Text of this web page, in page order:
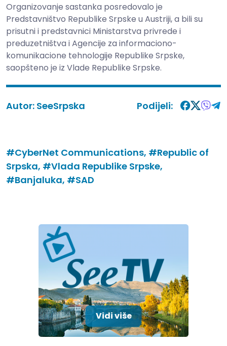
Organizovanje sastanka posredovalo je
Predstavništvo Republike Srpske u Austriji, a bili su
prisutni i predstavnici Ministarstva privrede i
preduzetništva i Agencije za informaciono-
komunikacione tehnologije Republike Srpske,
saopšteno je iz Vlade Republike Srpske.
Autor: SeeSrpska Podijeli:
#CyberNet Communications, #Republic of
Srpska, #Vlada Republike Srpske,
#Banjaluka, #SAD
Vidi više